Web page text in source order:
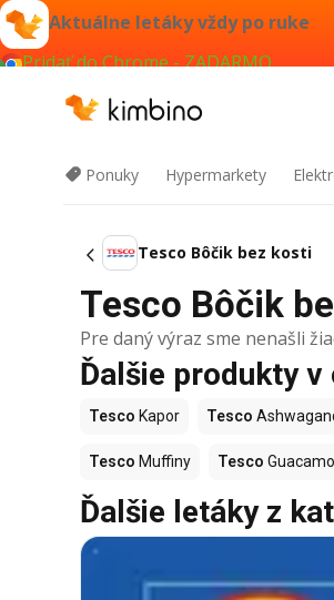
Aktuálne letáky vždy po ruke
Pridať do Chrome - ZADARMO
Ponuky Hypermarkety
Tesco Bôčik bez kosti
Tesco Bôčik
Pre daný výraz sme nenašli
Ďalšie produkty v
Tesco Kapor Tesco
Tesco Muffiny Tesco
Ďalšie letáky z